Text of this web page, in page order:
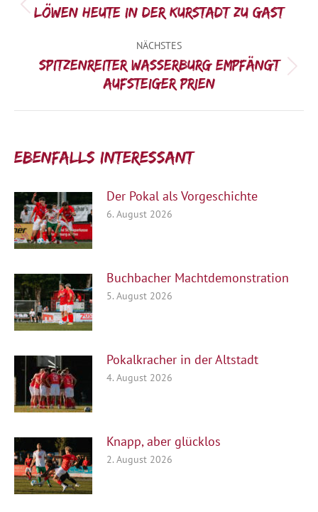
Vorheriger
Löwen heute in der Kurstadt zu Gast
NÄCHSTES
Nächster
Beitrag:
Spitzenreiter Wasserburg empfängt
Aufsteiger Prien
Ebenfalls interessant:
Der Pokal als Vorgeschichte
6. August 2026
Buchbacher Machtdemonstration
5. August 2026
Pokalkracher in der Altstadt
4. August 2026
Knapp, aber glücklos
2. August 2026